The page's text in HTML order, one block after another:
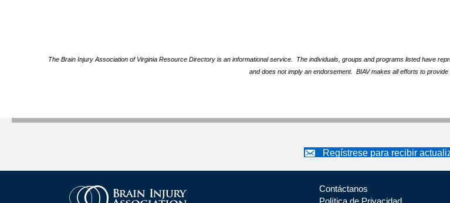
The Brain Injury Association of Virginia Resource Directory is an informational service. The individuals, groups and programs listed have
and does not imply an endorsement. BIAV makes all efforts to provide
Regístrese para recibir
Contáctanos
Política de Privacidad